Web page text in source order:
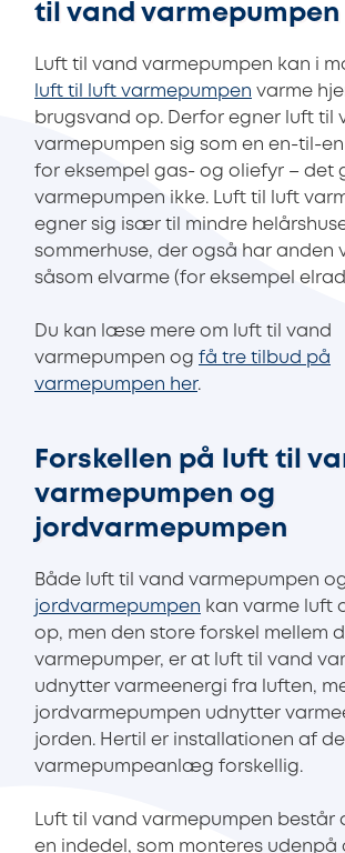
til vand varmepumpen
Luft til vand varmepumpen kan i
luft til luft varmepumpen varme
brugsvand op. Derfor egner luft til
varmepumpen sig som en en-til-
for eksempel gas- og oliefyr – det
varmepumpen ikke. Luft til luft
egner sig især til mindre
sommerhuse, der også har anden
såsom elvarme (for eksempel
Du kan læse mere om luft til vand
varmepumpen og få tre tilbud på
varmepumpen her.
Forskellen på luft til
varmepumpen og
jordvarmepumpen
Både luft til vand varmepumpen
jordvarmepumpen kan varme luft
op, men den store forskel mellem
varmepumper, er at luft til vand
udnytter varmeenergi fra luften,
jordvarmepumpen udnytter
jorden. Hertil er installationen af
varmepumpeanlæg forskellig.
Luft til vand varmepumpen består
en indedel, som monteres udenpå